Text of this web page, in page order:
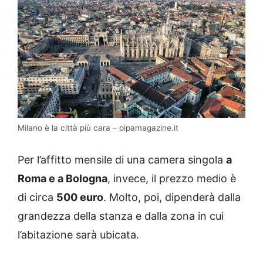
Milano è la città più cara – oipamagazine.it
Per l’affitto mensile di una camera singola a
Roma e a Bologna, invece, il prezzo medio è
di circa 500 euro. Molto, poi, dipenderà dalla
grandezza della stanza e dalla zona in cui
l’abitazione sarà ubicata.